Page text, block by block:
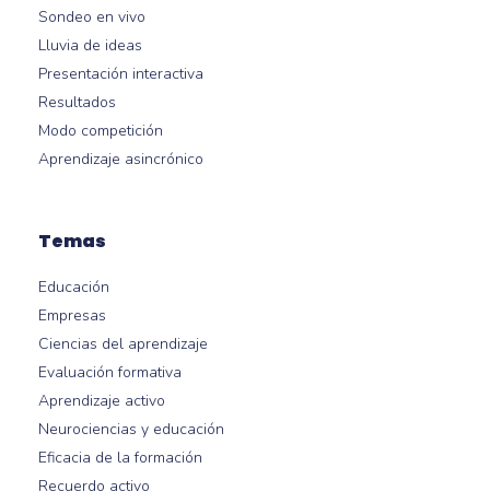
Sondeo en vivo
Lluvia de ideas
Presentación interactiva
Resultados
Modo competición
Aprendizaje asincrónico
Temas
Educación
Empresas
Ciencias del aprendizaje
Evaluación formativa
Aprendizaje activo
Neurociencias y educación
Eficacia de la formación
Recuerdo activo